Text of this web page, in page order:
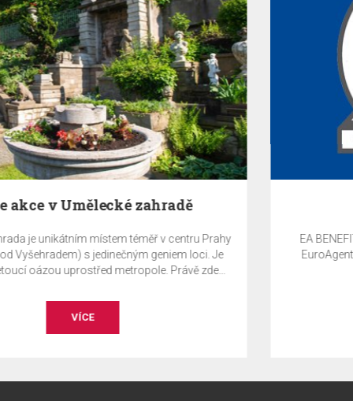
EA Benefit Program
EA BENEFIT program je odměnou klientům společnosti
EuroAgentur Hotels&Travel za jejich věrnost EA Hotels.